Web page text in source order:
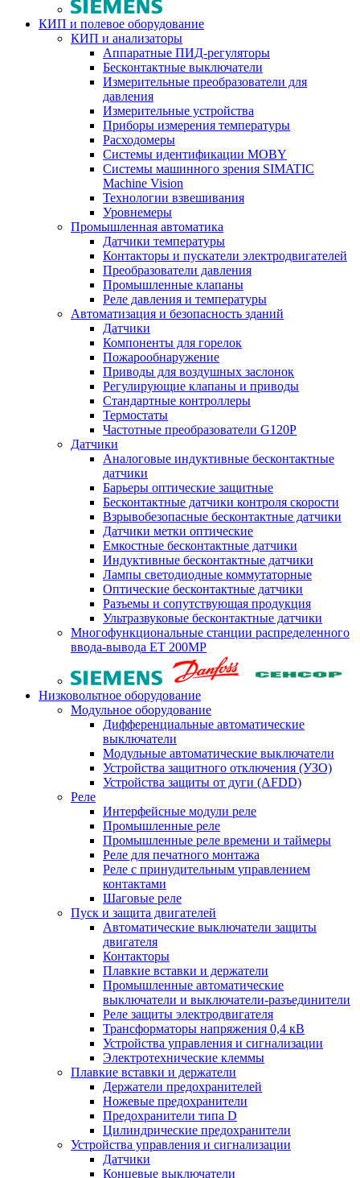
КИП и полевое оборудование
КИП и анализаторы
Аппаратные ПИД-регуляторы
Бесконтактные выключатели
Измерительные преобразователи для
давления
Измерительные устройства
Приборы измерения температуры
Расходомеры
Системы идентификации MOBY
Системы машинного зрения SIMATIC
Machine Vision
Технологии взвешивания
Уровнемеры
Промышленная автоматика
Датчики температуры
Контакторы и пускатели электродвигателей
Преобразователи давления
Промышленные клапаны
Реле давления и температуры
Автоматизация и безопасность зданий
Датчики
Компоненты для горелок
Пожарообнаружение
Приводы для воздушных заслонок
Регулирующие клапаны и приводы
Стандартные контроллеры
Термостаты
Частотные преобразователи G120P
Датчики
Аналоговые индуктивные бесконтактные
датчики
Барьеры оптические защитные
Бесконтактные датчики контроля скорости
Взрывобезопасные бесконтактные датчики
Датчики метки оптические
Емкостные бесконтактные датчики
Индуктивные бесконтактные датчики
Лампы светодиодные коммутаторные
Оптические бесконтактные датчики
Разъемы и сопутствующая продукция
Ультразвуковые бесконтактные датчики
Многофункциональные станции распределенного
ввода-вывода ET 200MP
Низковольтное оборудование
Модульное оборудование
Дифференциальные автоматические
выключатели
Модульные автоматические выключатели
Устройства защитного отключения (УЗО)
Устройства защиты от дуги (AFDD)
Реле
Интерфейсные модули реле
Промышленные реле
Промышленные реле времени и таймеры
Реле для печатного монтажа
Реле с принудительным управлением
контактами
Шаговые реле
Пуск и защита двигателей
Автоматические выключатели защиты
двигателя
Контакторы
Плавкие вставки и держатели
Промышленные автоматические
выключатели и выключатели-разъединители
Реле защиты электродвигателя
Трансформаторы напряжения 0,4 кВ
Устройства управления и сигнализации
Электротехнические клеммы
Плавкие вставки и держатели
Держатели предохранителей
Ножевые предохранители
Предохранители типа D
Цилиндрические предохранители
Устройства управления и сигнализации
Датчики
Концевые выключатели